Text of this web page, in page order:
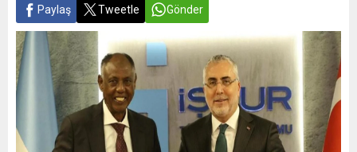
Paylaş Tweetle Gönder